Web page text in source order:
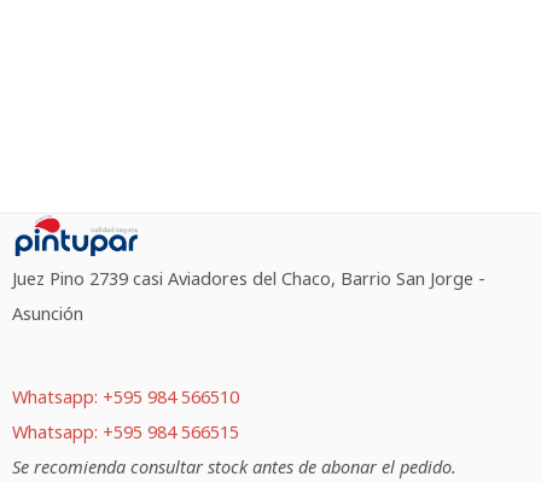
Juez Pino 2739 casi Aviadores del Chaco, Barrio San Jorge -
Asunción
Whatsapp: +595 984 566510
Whatsapp: +595 984 566515
Se recomienda consultar stock antes de abonar el pedido.